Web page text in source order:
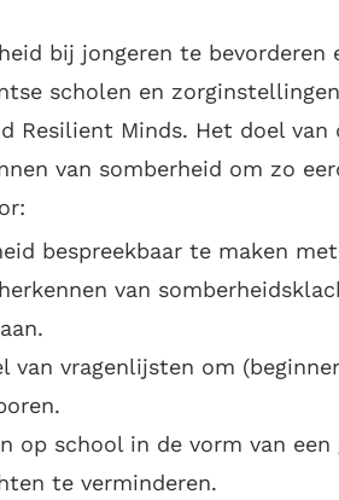
bij jongeren te
scholen en
Resilient Minds. Het doel van
van somberheid om zo
bespreekbaar te maken
van
van vragenlijsten om
op school in de vorm van
te verminderen.